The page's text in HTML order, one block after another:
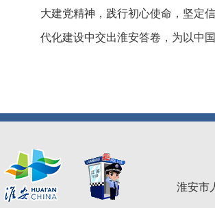
大建党精神，践行初心使命，坚定
代化建设中交出淮安答卷，为以中
淮安市